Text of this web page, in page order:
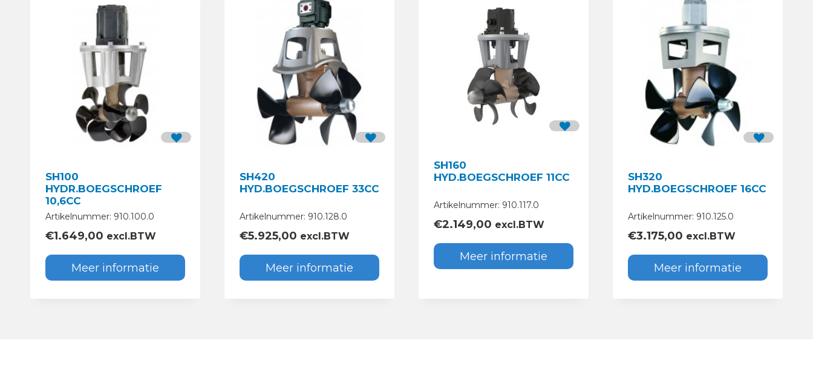
SH100
HYDR.BOEGSCHROEF
10,6CC
Artikelnummer: 910.100.0
€1.649,00 excl.BTW
Meer informatie
SH420
HYD.BOEGSCHROEF 33CC
Artikelnummer: 910.128.0
€5.925,00 excl.BTW
Meer informatie
SH160
HYD.BOEGSCHROEF 11CC
Artikelnummer: 910.117.0
€2.149,00 excl.BTW
Meer informatie
SH320
HYD.BOEGSCHROEF 16CC
Artikelnummer: 910.125.0
€3.175,00 excl.BTW
Meer informatie